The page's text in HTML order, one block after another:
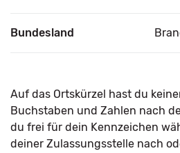
Bundesland
Auf das Ortskürzel hast du
Buchstaben und Zahlen nach
du frei für dein Kennzeichen
deiner Zulassungsstelle nach